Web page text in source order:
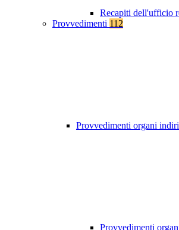
Recapiti dell'ufficio
Provvedimenti 112
Provvedimenti organi
Provvedimenti